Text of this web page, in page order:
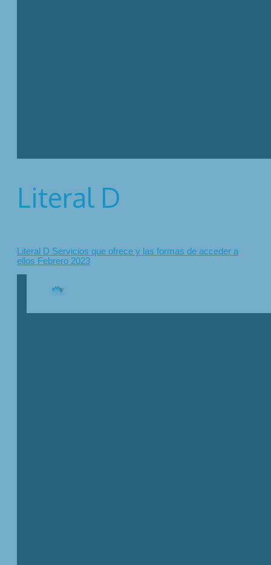
Literal D
Literal D Servicios que ofrece y las formas de acceder a
ellos Febrero 2023